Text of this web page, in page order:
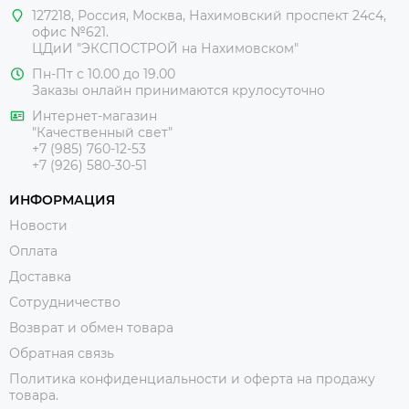
127218, Россия, Москва, Нахимовский проспект 24с4,
офис №621.
ЦДиИ "ЭКСПОСТРОЙ на Нахимовском"
Пн-Пт с 10.00 до 19.00
Заказы онлайн принимаются крулосуточно
Интернет-магазин
"Качественный свет"
+7 (985) 760-12-53
+7 (926) 580-30-51
ИНФОРМАЦИЯ
Новости
Оплата
Доставка
Сотрудничество
Возврат и обмен товара
Обратная связь
Политика конфиденциальности и оферта на продажу
товара.